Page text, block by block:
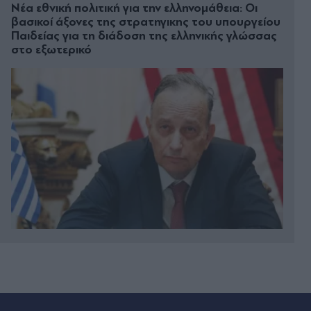
Νέα εθνική πολιτική για την ελληνομάθεια: Οι
βασικοί άξονες της στρατηγικης του υπουργείου
Παιδείας για τη διάδοση της ελληνικής γλώσσας
στο εξωτερικό